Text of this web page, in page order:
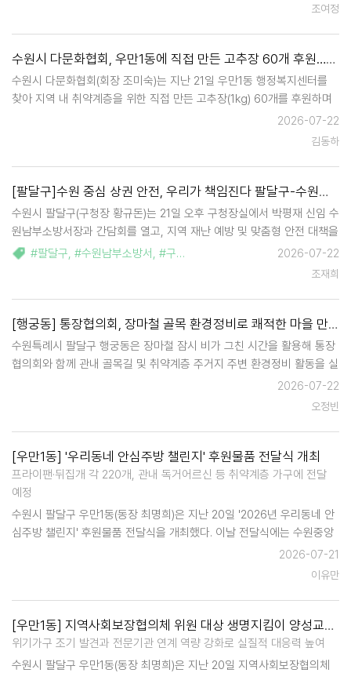
조여정
수원시 다문화협회, 우만1동에 직접 만든 고추장 60개 후원…취약계층 위한 따뜻한 나눔 실천
수원시 다문화협회(회장 조미숙)는 지난 21일 우만1동 행정복지센터를
찾아 지역 내 취약계층을 위한 직접 만든 고추장(1kg) 60개를 후원하며
이웃사랑을 실천했다. 이번 후원은 지역사회 어려운 이웃들에게 따뜻한
온정을 전하고자 협회 회원들이 정성을 모아 직접 고추장을 담가 마련한
2026-07-22
김동하
[팔달구]수원 중심 상권 안전, 우리가 책임진다 팔달구-수원남부소방서 안전 공조 '맞손'
수원시 팔달구(구청장 황규돈)는 21일 오후 구청장실에서 박평재 신임 수
원남부소방서장과 간담회를 열고, 지역 재난 예방 및 맞춤형 안전 대책을
논의했다고 밝혔다. 이번 간담회는 지난 1일 자로 취임한 박평재 서장의
방문을 환영하고, 여름철 풍수해 대비 등 양 기관의 긴밀한 협력 체계를
#팔달구, #수원남부소방서 , #구민안전
2026-07-22
조재희
[행궁동] 통장협의회, 장마철 골목 환경정비로 쾌적한 마을 만들기 앞장
수원특례시 팔달구 행궁동은 장마철 잠시 비가 그친 시간을 활용해 통장
협의회와 함께 관내 골목길 및 취약계층 주거지 주변 환경정비 활동을 실
시했다. 이날 통장들은 행궁동 골목골목을 돌며 무성하게 자란 잡초를 제
거하고, 보행에 불편을 주는 잡풀을 정비하는 등 쾌적한 마을환경 조성에
2026-07-22
오정빈
[우만1동] '우리동네 안심주방 챌린지' 후원물품 전달식 개최
프라이팬·뒤집개 각 220개, 관내 독거어르신 등 취약계층 가구에 전달
예정
수원시 팔달구 우만1동(동장 최명희)은 지난 20일 '2026년 우리동네 안
심주방 챌린지' 후원물품 전달식을 개최했다. 이날 전달식에는 수원중앙
복지재단, HJ중공업, 수원시어린이집연합회 직장분과, (사)한국자원복지
2026-07-21
이유만
[우만1동] 지역사회보장협의체 위원 대상 생명지킴이 양성교육 실시
위기가구 조기 발견과 전문기관 연계 역량 강화로 실질적 대응력 높여
수원시 팔달구 우만1동(동장 최명희)은 지난 20일 지역사회보장협의체